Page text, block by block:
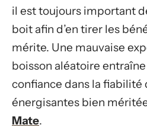
il est toujours important
boit afin d’en tirer les
mérite. Une mauvaise
boisson aléatoire
confiance dans la fiabilité
énergisantes bien
Mate.